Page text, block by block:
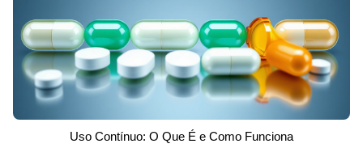
Uso Contínuo: O Que É e Como Funciona